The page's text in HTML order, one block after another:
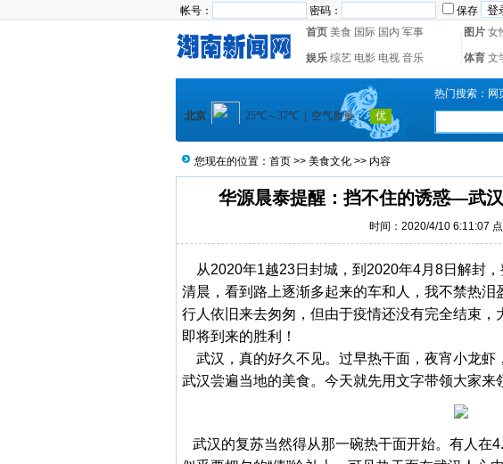
帐号： 密码： 保存
首页 美食 国际 国内 军事 图片 女
娱乐 综艺 电影 电视 音乐 体育 文
热门搜索： 网
您现在的位置： 首页 >> 美食文化 >> 内容
华源晨泰提醒：挡不住的诱惑—武
时间：2020/4/10 6:11:07
从2020年1越23日封城，到2020年4月8日解封，
清晨，看到路上逐渐多起来的车和人，我不禁热
行人依旧来去匆匆，但由于疫情还没有完全结束，
即将到来的胜利！
武汉，真的好久不见。过早热干面，夜宵小龙虾
武汉尝遍当地的美食。今天就先用文字带领大家来
武汉的复苏当然得从那一碗热干面开始。有人在